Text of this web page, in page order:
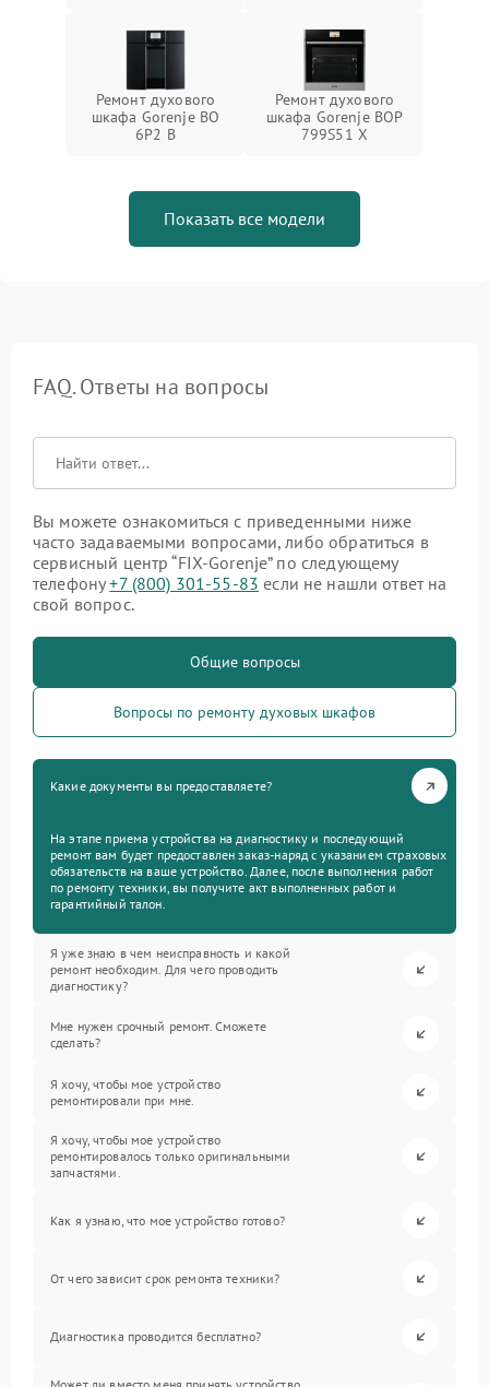
Ремонт духового
шкафа Gorenje BO
6P2 B
Ремонт духового
шкафа Gorenje BOP
799S51 X
Показать все модели
FAQ. Ответы на вопросы
Вы можете ознакомиться с приведенными ниже
часто задаваемыми вопросами, либо обратиться в
сервисный центр “FIX-Gorenje” по следующему
телефону+7 (800) 301-55-83 если не нашли ответ на
свой вопрос.
Общие вопросы
Вопросы по ремонту духовых шкафов
Какие документы вы предоставляете?
На этапе приема устройства на диагностику и последующий
ремонт вам будет предоставлен заказ-наряд с указанием страховых
обязательств на ваше устройство. Далее, после выполнения работ
по ремонту техники, вы получите акт выполненных работ и
гарантийный талон.
Я уже знаю в чем неисправность и какой
ремонт необходим. Для чего проводить
диагностику?
Мне нужен срочный ремонт. Сможете
сделать?
Я хочу, чтобы мое устройство
ремонтировали при мне.
Я хочу, чтобы мое устройство
ремонтировалось только оригинальными
запчастями.
Как я узнаю, что мое устройство готово?
От чего зависит срок ремонта техники?
Диагностика проводится бесплатно?